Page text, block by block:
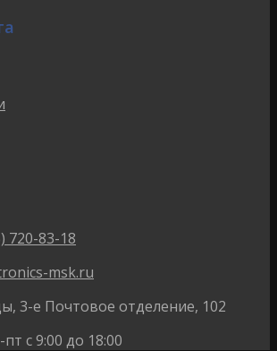
720-83-18
msk.ru
3-е Почтовое отделение, 102
с 9:00 до 18:00